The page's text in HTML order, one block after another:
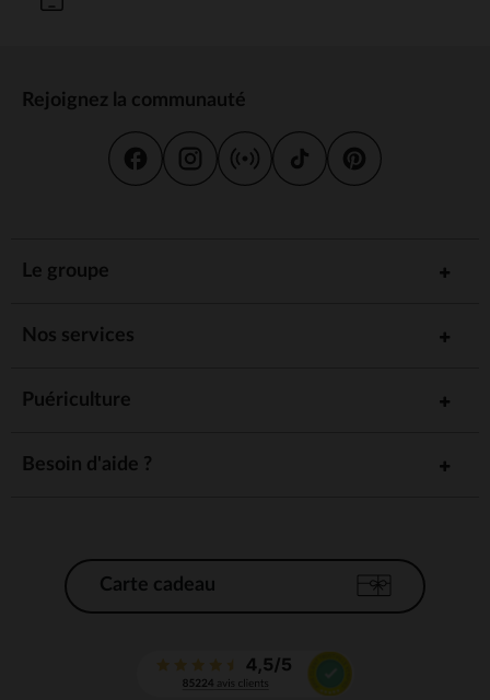
Rejoignez la communauté
Le groupe
Nos services
Puériculture
Besoin d'aide ?
Carte cadeau